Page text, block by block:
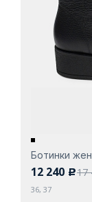
Ботинки
12 240 c17
36, 37